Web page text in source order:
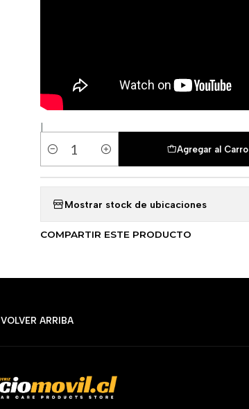
Cantidad
Agregar al Carro
Mostrar stock de ubicaciones
COMPARTIR ESTE PRODUCTO
VOLVER ARRIBA